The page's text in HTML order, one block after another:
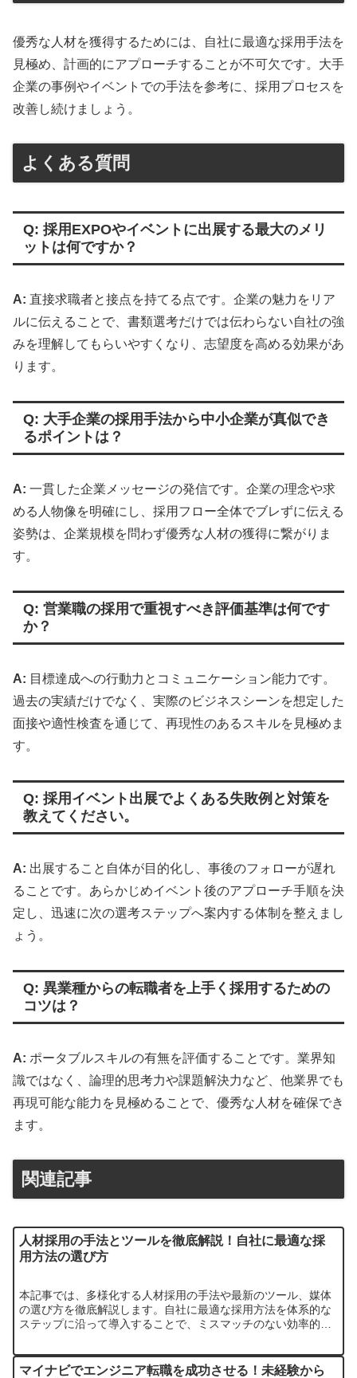
優秀な人材を獲得するためには、自社に最適な採用手法を
見極め、計画的にアプローチすることが不可欠です。大手
企業の事例やイベントでの手法を参考に、採用プロセスを
改善し続けましょう。
よくある質問
Q: 採用EXPOやイベントに出展する最大のメリ
ットは何ですか？
A: 直接求職者と接点を持てる点です。企業の魅力をリア
ルに伝えることで、書類選考だけでは伝わらない自社の強
みを理解してもらいやすくなり、志望度を高める効果があ
ります。
Q: 大手企業の採用手法から中小企業が真似でき
るポイントは？
A: 一貫した企業メッセージの発信です。企業の理念や求
める人物像を明確にし、採用フロー全体でブレずに伝える
姿勢は、企業規模を問わず優秀な人材の獲得に繋がりま
す。
Q: 営業職の採用で重視すべき評価基準は何です
か？
A: 目標達成への行動力とコミュニケーション能力です。
過去の実績だけでなく、実際のビジネスシーンを想定した
面接や適性検査を通じて、再現性のあるスキルを見極めま
す。
Q: 採用イベント出展でよくある失敗例と対策を
教えてください。
A: 出展すること自体が目的化し、事後のフォローが遅れ
ることです。あらかじめイベント後のアプローチ手順を決
定し、迅速に次の選考ステップへ案内する体制を整えまし
ょう。
Q: 異業種からの転職者を上手く採用するための
コツは？
A: ポータブルスキルの有無を評価することです。業界知
識ではなく、論理的思考力や課題解決力など、他業界でも
再現可能な能力を見極めることで、優秀な人材を確保でき
ます。
関連記事
人材採用の手法とツールを徹底解説！自社に最適な採
用方法の選び方
本記事では、多様化する人材採用の手法や最新のツール、媒体
の選び方を徹底解説します。自社に最適な採用方法を体系的な
ステップに沿って導入することで、ミスマッチのない効率的な
マイナビでエンジニア転職を成功させる！未経験から